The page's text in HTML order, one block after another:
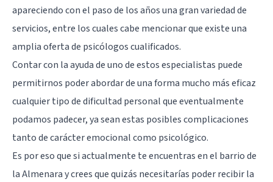
apareciendo con el paso de los años una gran variedad de
servicios, entre los cuales cabe mencionar que existe una
amplia oferta de psicólogos cualificados.
Contar con la ayuda de uno de estos especialistas puede
permitirnos poder abordar de una forma mucho más eficaz
cualquier tipo de dificultad personal que eventualmente
podamos padecer, ya sean estas posibles complicaciones
tanto de carácter emocional como psicológico.
Es por eso que si actualmente te encuentras en el barrio de
la Almenara y crees que quizás necesitarías poder recibir la